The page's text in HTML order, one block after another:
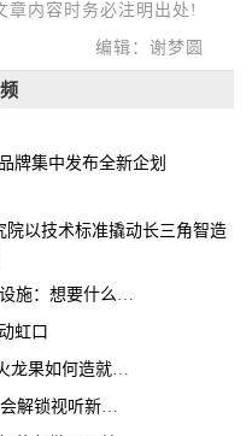
章内容时务必注明出处!
编辑：谢梦圆
牌集中发布全新企划
院以技术标准撬动长三角智造
探访国家蛋白质科学研究（上海）设施：想要什么蛋白 AI直接设计合成
虹口
（乡村“头雁”）“头雁”破局，一颗火龙果如何造就沪上乡村特色产业化路径
AI观赛来了！这场移动通信行业盛会解锁视听新玩法